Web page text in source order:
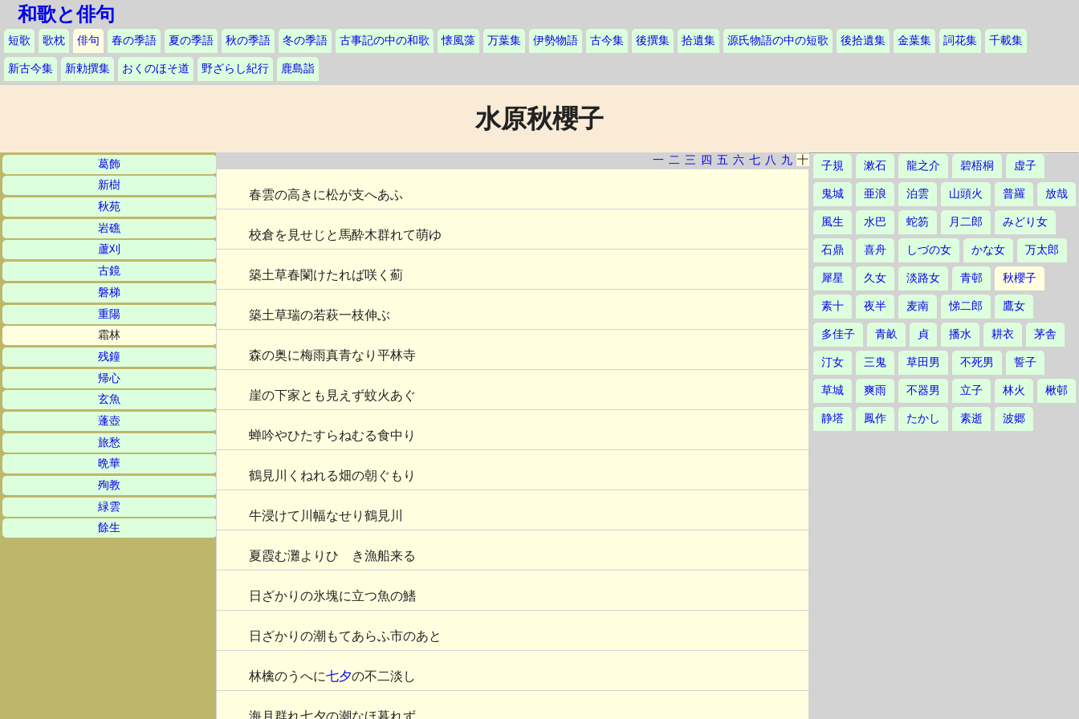
和歌と俳句
短歌 歌枕 俳句 春の季語 夏の季語 秋の季語 冬の季語 古事記の中の和歌 懐風藻 万葉集 伊勢物語 古今集 後撰集 拾遺集 源氏物語の中の短歌 後拾遺集 金葉集 詞花集 千載集
新古今集 新勅撰集 おくのほそ道 野ざらし紀行 鹿島詣
水原秋櫻子
葛飾
新樹
秋苑
岩礁
蘆刈
古鏡
磐梯
重陽
霜林
残鐘
帰心
玄魚
蓬壺
旅愁
晩華
殉教
緑雲
餘生
一 二 三 四 五 六 七 八 九 十
春雲の高きに松が支へあふ
校倉を見せじと馬酔木群れて萌ゆ
築土草春闌けたれば咲く薊
築土草瑞の若萩一枝伸ぶ
森の奥に梅雨真青なり平林寺
崖の下家とも見えず蚊火あぐ
蝉吟やひたすらねむる食中り
鶴見川くねれる畑の朝ぐもり
牛浸けて川幅なせり鶴見川
夏霞む灘よりひゞき漁船来る
日ざかりの氷塊に立つ魚の鰭
日ざかりの潮もてあらふ市のあと
林檎のうへに七夕の不二淡し
海月群れ七夕の潮なほ暮れず
子規 漱石 龍之介 碧梧桐 虚子
鬼城 亜浪 泊雲 山頭火 普羅 放哉
風生 水巴 蛇笏 月二郎 みどり女
石鼎 喜舟 しづの女 かな女 万太郎
犀星 久女 淡路女 青邨 秋櫻子
素十 夜半 麦南 悌二郎 鷹女
多佳子 青畝 貞 播水 耕衣 茅舎
汀女 三鬼 草田男 不死男 誓子
草城 爽雨 不器男 立子 林火 楸邨
静塔 鳳作 たかし 素逝 波郷